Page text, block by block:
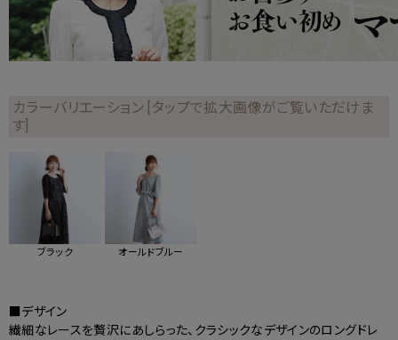
カラーバリエーション [タップで拡大画像がご覧いただけま
す]
ブラック オールドブルー
■デザイン
繊細なレースを贅沢にあしらった、クラシックなデザインのロングドレ